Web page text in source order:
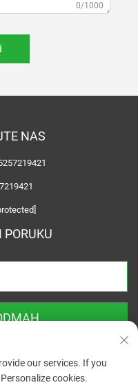
0/1000
NAS
our services. If you
cookies.